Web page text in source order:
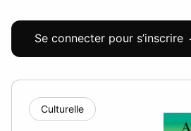
Se connecter pour s’inscrire
Culturelle